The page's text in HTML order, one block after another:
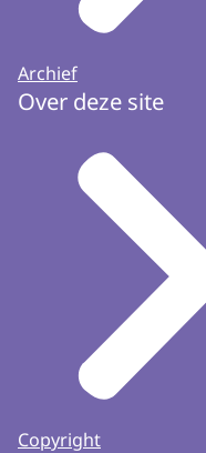
Archief
Over deze site
Copyright